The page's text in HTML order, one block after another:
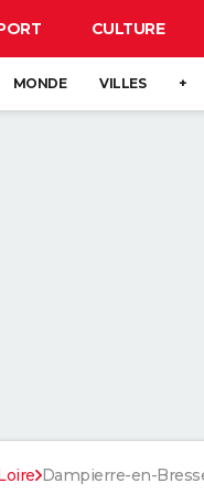
CULTURE
MONDE VILLES +
Dampierre-en-